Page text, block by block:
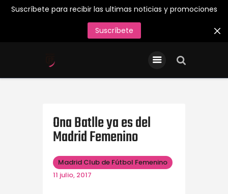
Suscríbete para recibir las ultimas noticias y promociones
Suscríbete
INICIO
Entradas/Abonos
Primer Equipo
¡Juega en el Madrid CFF
Acreditaciones de Prensa
Ona Batlle ya es del
Madrid Femenino
Madrid Club de Fútbol Femenino
11 julio, 2017